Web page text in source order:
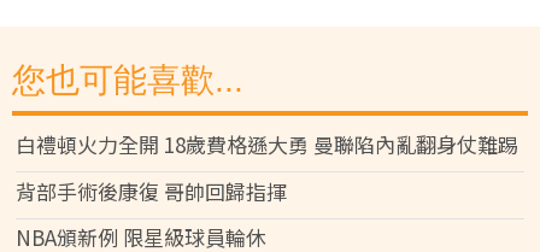
您也可能喜歡...
白禮頓火力全開 18歲費格遜大勇 曼聯陷內亂翻身仗難踢
背部手術後康復 哥帥回歸指揮
NBA頒新例 限星級球員輪休